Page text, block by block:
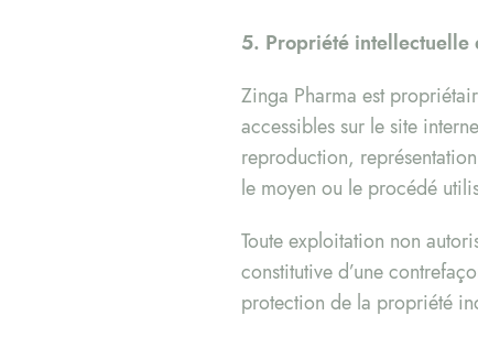
5. Propriété intellectuelle
Zinga Pharma est
accessibles sur le site
reproduction,
le moyen ou le procédé
Toute exploitation non
constitutive d’une
protection de la propriété